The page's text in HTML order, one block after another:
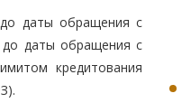
даты обращения с
до даты обращения с
кредитования